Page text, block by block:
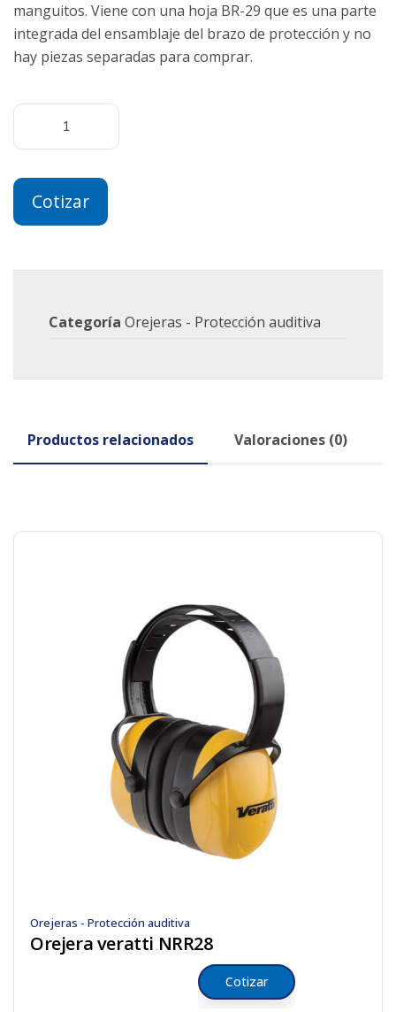
manguitos. Viene con una hoja BR-29 que es una parte
integrada del ensamblaje del brazo de protección y no
hay piezas separadas para comprar.
Cotizar
Categoría Orejeras - Protección auditiva
Productos relacionados Valoraciones (0)
Orejeras - Protección auditiva
Orejera veratti NRR28
Cotizar